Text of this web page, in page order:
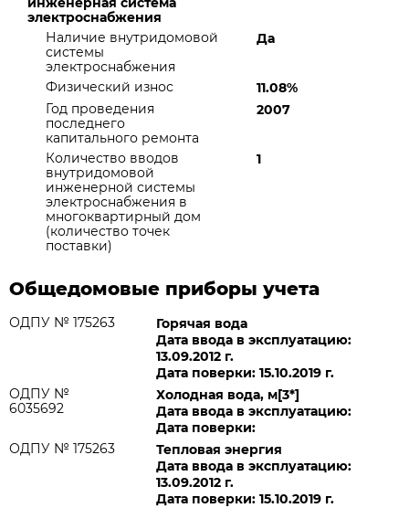
электроснабжения
Наличие внутридомовой
системы
электроснабжения
Да
Физический износ
11.08%
Год проведения
последнего
капитального ремонта
2007
Количество вводов
внутридомовой
инженерной системы
электроснабжения в
многоквартирный дом
(количество точек
поставки)
1
Общедомовые приборы учета
ОДПУ № 175263
Горячая вода
Дата ввода в эксплуатацию:
13.09.2012 г.
Дата поверки: 15.10.2019 г.
ОДПУ №
6035692
Холодная вода, м[3*]
Дата ввода в эксплуатацию:
Дата поверки:
ОДПУ № 175263
Тепловая энергия
Дата ввода в эксплуатацию:
13.09.2012 г.
Дата поверки: 15.10.2019 г.